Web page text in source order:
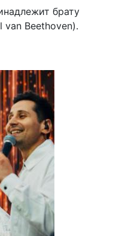
брату
van Beethoven).